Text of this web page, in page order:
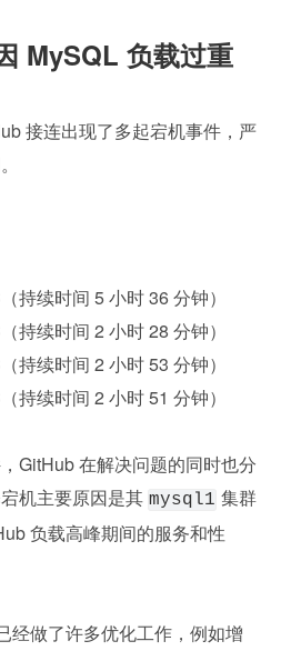
MySQL 负载过重
接连出现了多起宕机事件，严
持续时间 5 小时 36 分钟）
持续时间 2 小时 28 分钟）
持续时间 2 小时 53 分钟）
持续时间 2 小时 51 分钟）
GitHub 在解决问题的同时也分
机主要原因是其 mysql1 集群
负载高峰期间的服务和性
经做了许多优化工作，例如增